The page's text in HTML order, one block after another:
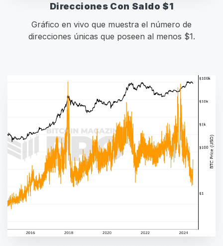
Direcciones Con Saldo $1
Gráfico en vivo que muestra el número de
direcciones únicas que poseen al menos $1.